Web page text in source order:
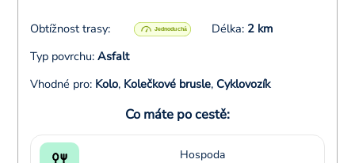
Obtížnost trasy: Délka: 2 km
Typ povrchu: Asfalt
Vhodné pro: Kolo, Kolečkové brusle, Cyklovozík
Co máte po cestě:
Hospoda